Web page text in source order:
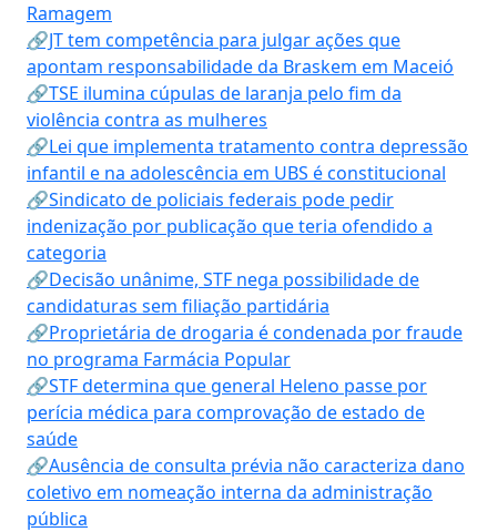
Ramagem
🔗JT tem competência para julgar ações que
apontam responsabilidade da Braskem em Maceió
🔗TSE ilumina cúpulas de laranja pelo fim da
violência contra as mulheres
🔗Lei que implementa tratamento contra depressão
infantil e na adolescência em UBS é constitucional
🔗Sindicato de policiais federais pode pedir
indenização por publicação que teria ofendido a
categoria
🔗Decisão unânime, STF nega possibilidade de
candidaturas sem filiação partidária
🔗Proprietária de drogaria é condenada por fraude
no programa Farmácia Popular
🔗STF determina que general Heleno passe por
perícia médica para comprovação de estado de
saúde
🔗Ausência de consulta prévia não caracteriza dano
coletivo em nomeação interna da administração
pública